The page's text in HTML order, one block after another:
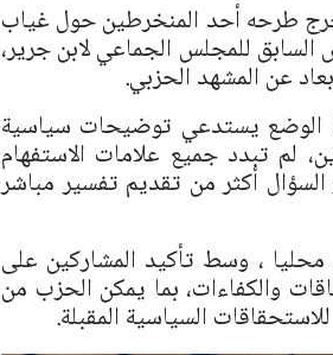
طرحه أحد المنخرطين حول غياب
السابق للمجلس الجماعي لابن جرير،
عن المشهد الحزبي.
الوضع يستدعي توضيحات سياسية
لم تبدد جميع علامات الاستفهام
أكثر من تقديم تفسير مباشر
محليا ، وسط تأكيد المشاركين على
والكفاءات، بما يمكن الحزب من
السياسية المقبلة.